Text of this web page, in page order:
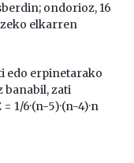
ondorioz, 16
elkarren
edo erpinetarako
banabil, zati
1/6·(n-5)·(n-4)·n